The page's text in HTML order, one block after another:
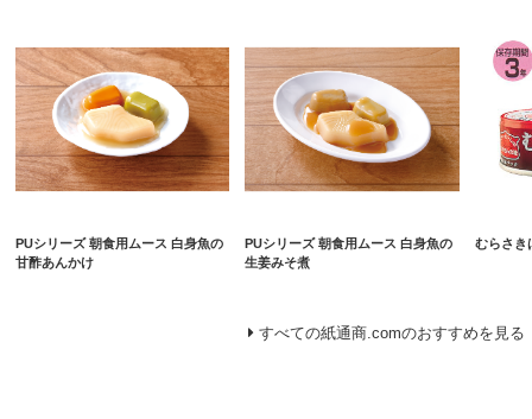
PUシリーズ 朝食用ムース 白身魚の
甘酢あんかけ
PUシリーズ 朝食用ムース 白身魚の
生姜みそ煮
むらさき
すべての紙通商.comのおすすめを見る